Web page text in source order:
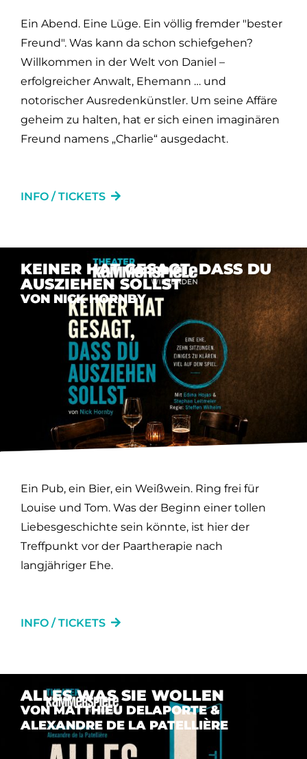
SPENDEN
STIMMEN
DATENSCHUTZ
ANFAHRT
Ein Abend. Eine Lüge. Ein völlig fremder "bester
Freund". Was kann da schon schiefgehen?
Willkommen in der Welt von Daniel –
erfolgreicher Anwalt, Ehemann … und
notorischer Ausredenkünstler. Um seine Affäre
geheim zu halten, hat er sich einen imaginären
Freund namens „Charlie“ ausgedacht.
INFO / TICKETS
KEINER HAT GESAGT, DASS DU
AUSZIEHEN SOLLST
VON NICK HORNBY
Ein Pub, ein Bier, ein Weißwein. Ring frei für
Louise und Tom. Was der Beginn einer tollen
Liebesgeschichte sein könnte, ist hier der
Treffpunkt vor der Paartherapie nach
langjähriger Ehe.
INFO / TICKETS
ALLES WAS SIE WOLLEN
VON MATTHIEU DELAPORTE &
ALEXANDRE DE LA PATELLIÈRE